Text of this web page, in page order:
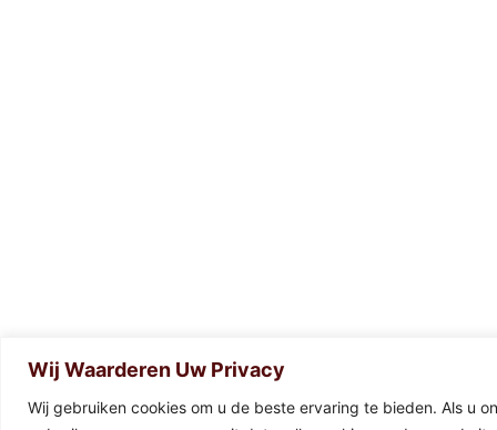
Wij Waarderen Uw Privacy
Wij gebruiken cookies om u de beste ervaring te bieden. Als u